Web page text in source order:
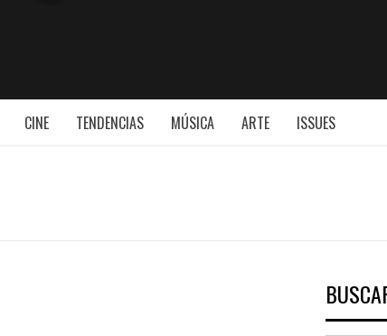
CINE TENDENCIAS MÚSICA ARTE ISSUES